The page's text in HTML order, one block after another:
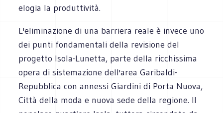
elogia la produttività.
L'eliminazione di una barriera reale è invece uno
dei punti fondamentali della revisione del
progetto Isola-Lunetta, parte della ricchissima
opera di sistemazione dell'area Garibaldi-
Repubblica con annessi Giardini di Porta Nuova,
Città della moda e nuova sede della regione. Il